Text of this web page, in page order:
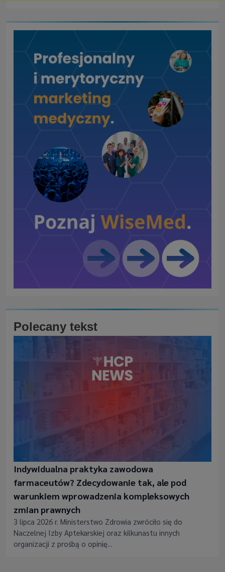
Polecany tekst
Indywidualna praktyka zawodowa
farmaceutów? Zdecydowanie tak, ale pod
warunkiem wprowadzenia kompleksowych
zmian prawnych
3 lipca 2026 r. Ministerstwo Zdrowia zwróciło się do
Naczelnej Izby Aptekarskiej oraz kilkunastu innych
organizacji z prośbą o opinię...